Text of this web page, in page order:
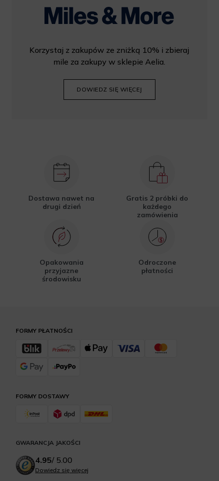
Korzystaj z zakupów ze zniżką 10% i zbieraj
mile za zakupy w sklepie Aelia.
DOWIEDZ SIĘ WIĘCEJ
Dostawa nawet na
drugi dzień
Gratis 2 próbki do
każdego
zamówienia
Opakowania
przyjazne
środowisku
Odroczone
płatności
FORMY DOSTAWY
FORMY PŁATNOŚCI
GWARANCJA JAKOŚCI
4.95/ 5.00
Dowiedz się więcej